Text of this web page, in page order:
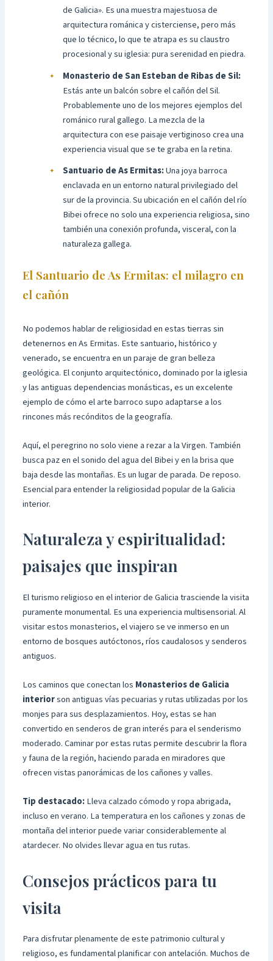
de Galicia». Es una muestra majestuosa de
arquitectura románica y cisterciense, pero más
que lo técnico, lo que te atrapa es su claustro
procesional y su iglesia: pura serenidad en piedra.
Monasterio de San Esteban de Ribas de Sil:
Estás ante un balcón sobre el cañón del Sil.
Probablemente uno de los mejores ejemplos del
románico rural gallego. La mezcla de la
arquitectura con ese paisaje vertiginoso crea una
experiencia visual que se te graba en la retina.
Santuario de As Ermitas:Una joya barroca
enclavada en un entorno natural privilegiado del
sur de la provincia. Su ubicación en el cañón del río
Bibei ofrece no solo una experiencia religiosa, sino
también una conexión profunda, visceral, con la
naturaleza gallega.
El Santuario de As Ermitas: el milagro en
el cañón
No podemos hablar de religiosidad en estas tierras sin
detenernos en As Ermitas. Este santuario, histórico y
venerado, se encuentra en un paraje de gran belleza
geológica. El conjunto arquitectónico, dominado por la iglesia
y las antiguas dependencias monásticas, es un excelente
ejemplo de cómo el arte barroco supo adaptarse a los
rincones más recónditos de la geografía.
Aquí, el peregrino no solo viene a rezar a la Virgen. También
busca paz en el sonido del agua del Bibei y en la brisa que
baja desde las montañas. Es un lugar de parada. De reposo.
Esencial para entender la religiosidad popular de la Galicia
interior.
Naturaleza y espiritualidad:
paisajes que inspiran
El turismo religioso en el interior de Galicia trasciende la visita
puramente monumental. Es una experiencia multisensorial. Al
visitar estos monasterios, el viajero se ve inmerso en un
entorno de bosques autóctonos, ríos caudalosos y senderos
antiguos.
Los caminos que conectan los Monasterios de Galicia
interiorson antiguas vías pecuarias y rutas utilizadas por los
monjes para sus desplazamientos. Hoy, estas se han
convertido en senderos de gran interés para el senderismo
moderado. Caminar por estas rutas permite descubrir la flora
y fauna de la región, haciendo parada en miradores que
ofrecen vistas panorámicas de los cañones y valles.
Tip destacado:Lleva calzado cómodo y ropa abrigada,
incluso en verano. La temperatura en los cañones y zonas de
montaña del interior puede variar considerablemente al
atardecer. No olvides llevar agua en tus rutas.
Consejos prácticos para tu
visita
Para disfrutar plenamente de este patrimonio cultural y
religioso, es fundamental planificar con antelación. Muchos de